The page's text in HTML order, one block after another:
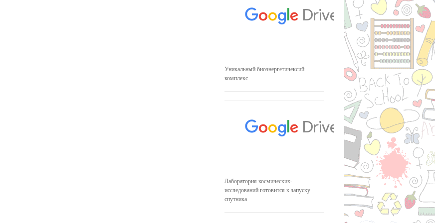
Уникальный биоэнергетичексий
комплекс
Лаборатория космических-
исследований готовится к запуску
спутника